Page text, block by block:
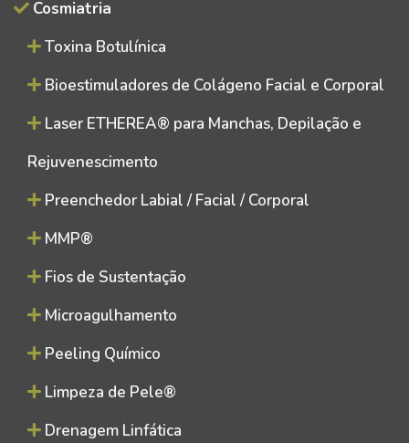
Cosmiatria
Toxina Botulínica
Bioestimuladores de Colágeno Facial e Corporal
Laser ETHEREA® para Manchas, Depilação e
Rejuvenescimento
Preenchedor Labial / Facial / Corporal
MMP®
Fios de Sustentação
Microagulhamento
Peeling Químico
Limpeza de Pele®
Drenagem Linfática